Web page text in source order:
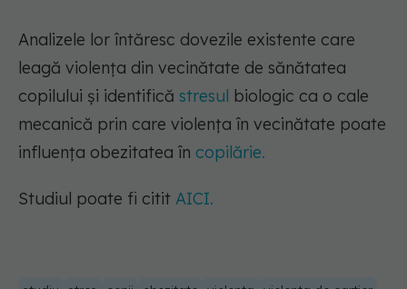
Analizele lor întăresc dovezile existente care
leagă violența din vecinătate de sănătatea
copilului și identifică stresul biologic ca o cale
mecanică prin care violența în vecinătate poate
influența obezitatea în copilărie.
Studiul poate fi citit AICI.